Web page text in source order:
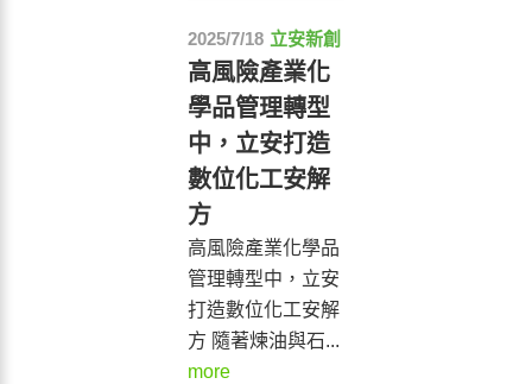
2025/7/18 立安新創
高風險產業化
學品管理轉型
中，立安打造
數位化工安解
方
高風險產業化學品
管理轉型中，立安
打造數位化工安解
方 隨著煉油與石...
more